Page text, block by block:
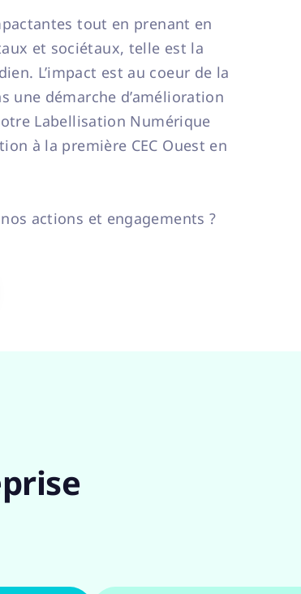
tout en prenant en
et sociétaux, telle est la
L’impact est au coeur de la
une démarche d’amélioration
Labellisation Numérique
à la première CEC Ouest en
actions et engagements ?